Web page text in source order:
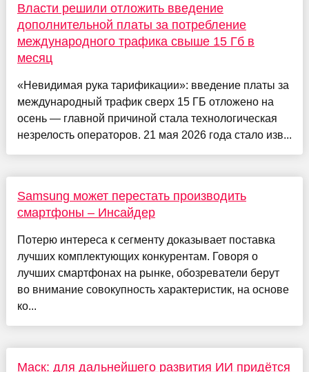
Власти решили отложить введение
дополнительной платы за потребление
международного трафика свыше 15 Гб в
месяц
«Невидимая рука тарификации»: введение платы за
международный трафик сверх 15 ГБ отложено на
осень — главной причиной стала технологическая
незрелость операторов. 21 мая 2026 года стало изв...
Samsung может перестать производить
смартфоны – Инсайдер
Потерю интереса к сегменту доказывает поставка
лучших комплектующих конкурентам. Говоря о
лучших смартфонах на рынке, обозреватели берут
во внимание совокупность характеристик, на основе
ко...
Маск: для дальнейшего развития ИИ придётся